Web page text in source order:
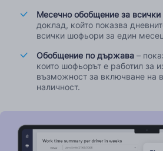
Месечно обобщение за
доклад, който показва
всички шофьори за един
Обобщение по държава –
които шофьорът е работил за
възможност за включване на
наличност.